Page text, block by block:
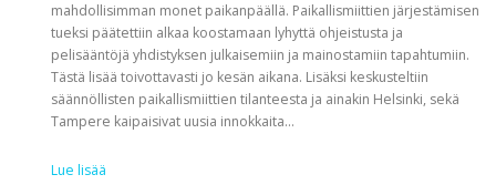
mahdollisimman monet paikanpäällä. Paikallismiittien järjestämisen
tueksi päätettiin alkaa koostamaan lyhyttä ohjeistusta ja
pelisääntöjä yhdistyksen julkaisemiin ja mainostamiin tapahtumiin.
Tästä lisää toivottavasti jo kesän aikana. Lisäksi keskusteltiin
säännöllisten paikallismiittien tilanteesta ja ainakin Helsinki, sekä
Tampere kaipaisivat uusia innokkaita…
Lue lisää